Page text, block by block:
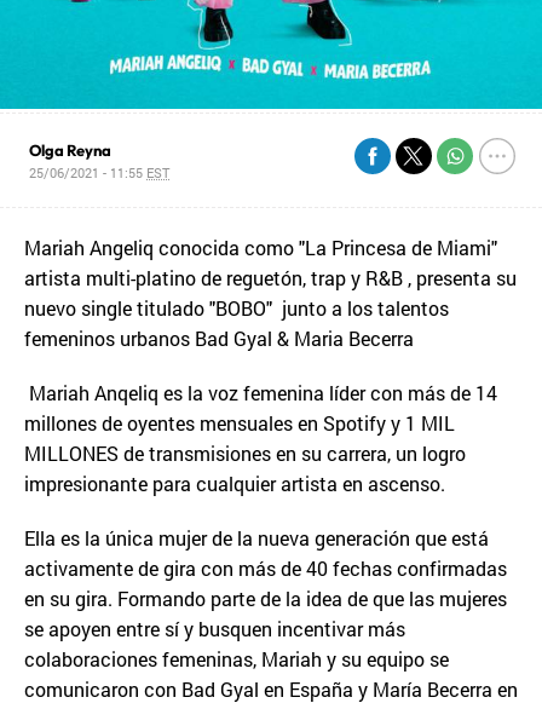
Olga Reyna
25/06/2021 - 11:55 EST
Mariah Angeliq conocida como "La Princesa de Miami"
artista multi-platino de reguetón, trap y R&B , presenta su
nuevo single titulado "BOBO" junto a los talentos
femeninos urbanos Bad Gyal & Maria Becerra
Mariah Anqeliq es la voz femenina líder con más de 14
millones de oyentes mensuales en Spotify y 1 MIL
MILLONES de transmisiones en su carrera, un logro
impresionante para cualquier artista en ascenso.
Ella es la única mujer de la nueva generación que está
activamente de gira con más de 40 fechas confirmadas
en su gira. Formando parte de la idea de que las mujeres
se apoyen entre sí y busquen incentivar más
colaboraciones femeninas, Mariah y su equipo se
comunicaron con Bad Gyal en España y María Becerra en